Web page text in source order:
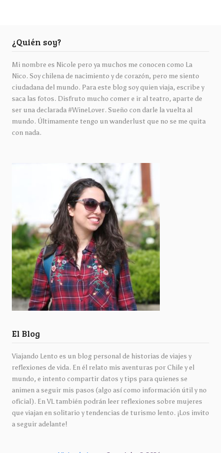
¿Quién soy?
Mi nombre es Nicole pero ya muchos me conocen como La
Nico. Soy chilena de nacimiento y de corazón, pero me siento
ciudadana del mundo. Para este blog soy quien viaja, escribe y
saca las fotos. Disfruto mucho comer e ir al teatro, aparte de
ser una declarada #WineLover. Sueño con darle la vuelta al
mundo. Últimamente tengo un wanderlust que no se me quita
con nada.
El Blog
Viajando Lento es un blog personal de historias de viajes y
reflexiones de vida. En él relato mis aventuras por Chile y el
mundo, e intento compartir datos y tips para quienes se
animen a seguir mis pasos (algo así como información útil y no
oficial). En VL también podrán leer reflexiones sobre mujeres
que viajan en solitario y tendencias de turismo lento. ¡Los invito
a seguir adelante!